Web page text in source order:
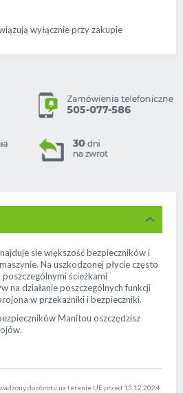
sie większość bezpieczników i
Na uszkodzonej płycie często
ścieżkami
na działanie poszczególnych funkcji
w przekaźniki i bezpieczniki.
Manitou oszczędzisz
do obrotu na terenie UE przed 13.12.2024